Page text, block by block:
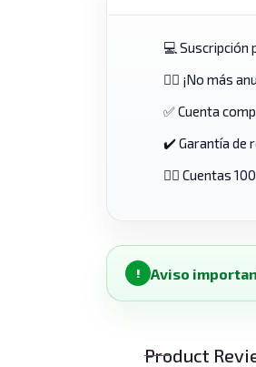
💻 Suscripción
🙅‍♀️ ¡No más
✅ Cuenta
✔️ Garantía de
👨‍⚖️ Cuentas
! Aviso
Product